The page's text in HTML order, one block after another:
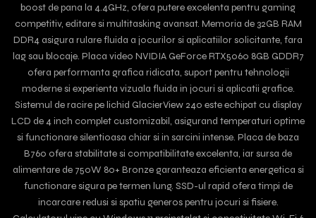
boost de pana la 4.4GHz, ofera putere excelenta pentru gaming
competitiv, editare si multitasking avansat. Memoria de 32GB RAM
DDR4 asigura rulare fluida a jocurilor si aplicatiilor solicitante, fara
lag sau blocaje. Placa video NVIDIA GeForce RTX5060 8GB GDDR7
ofera performanta grafica ridicata, suport pentru tehnologii
moderne si experienta vizuala fluida in jocuri si aplicatii grafice.
Sistemul de racire pe lichid GlacierView 240 este echipat cu display
LCD de 4 inch complet customizabil, asigurand temperaturi optime
si functionare silentioasa chiar si in sarcini intense. Placa de baza
B760 ofera stabilitate si compatibilitate excelenta, iar sursa de
alimentare de 750W 80+ Bronze garanteaza eficienta energetica si
functionare sigura pe termen lung. SSD-ul rapid ofera timpi de
incarcare redusi si spatiu generos pentru jocuri si fisiere.